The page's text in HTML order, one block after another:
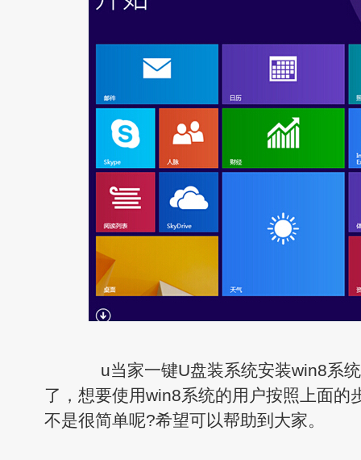
u当家一键U盘装系统安装win8系统
了，想要使用win8系统的用户按照上面的
不是很简单呢?希望可以帮助到大家。